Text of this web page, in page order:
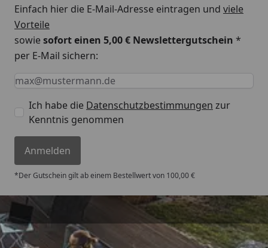
Einfach hier die E-Mail-Adresse eintragen und viele
Vorteile
sowiesofort einen 5,00 € Newslettergutschein *
per E-Mail sichern:
Keine Eingabe erforderlich
Eingabe erforderlich
E-Mail *
Ich habe die Datenschutzbestimmungen zur
Kenntnis genommen
Anmelden
*Der Gutschein gilt ab einem Bestellwert von 100,00 €
Versand